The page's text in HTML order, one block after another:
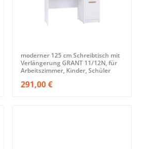
moderner 125 cm Schreibtisch mit
Verlängerung GRANT 11/12N, für
Arbeitszimmer, Kinder, Schüler
291,00 €